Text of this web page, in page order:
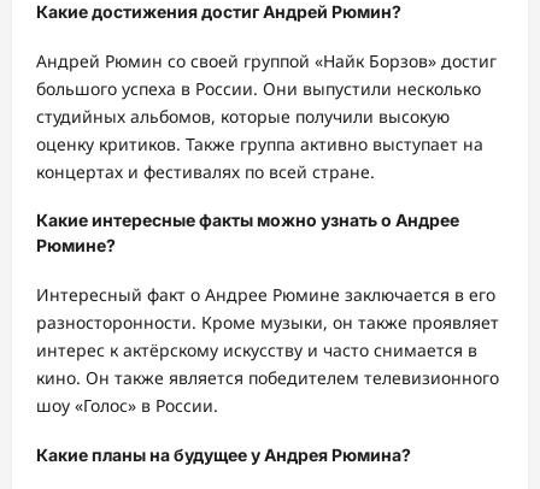
Какие достижения достиг Андрей Рюмин?
Андрей Рюмин со своей группой «Найк Борзов» достиг
большого успеха в России. Они выпустили несколько
студийных альбомов, которые получили высокую
оценку критиков. Также группа активно выступает на
концертах и фестивалях по всей стране.
Какие интересные факты можно узнать о Андрее
Рюмине?
Интересный факт о Андрее Рюмине заключается в его
разносторонности. Кроме музыки, он также проявляет
интерес к актёрскому искусству и часто снимается в
кино. Он также является победителем телевизионного
шоу «Голос» в России.
Какие планы на будущее у Андрея Рюмина?